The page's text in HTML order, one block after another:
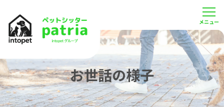
お世話の様子